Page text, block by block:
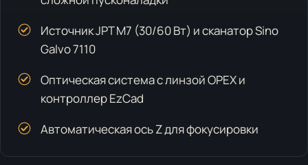
Источник JPT M7 (30/60 Вт) и сканатор Sino
Galvo 7110
Оптическая система с линзой OPEX и
контроллер EzCad
Автоматическая ось Z для фокусировки